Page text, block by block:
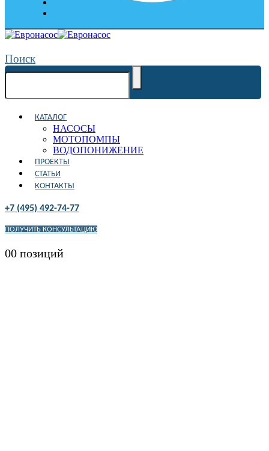
Поиск
КАТАЛОГ
НАСОСЫ
МОТОПОМПЫ
ВОДОПОНИЖЕНИЕ
ПРОЕКТЫ
СТАТЬИ
КОНТАКТЫ
+7 (495) 492-74-77
ПОЛУЧИТЬ КОНСУЛЬТАЦИЮ
00 позиций